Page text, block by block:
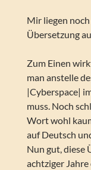
Mir liegen
Übersetzung
Zum Einen
man anstelle
|Cyberspace|
muss. Noch
Wort wohl
auf Deutsch
Nun gut, diese
achtziger